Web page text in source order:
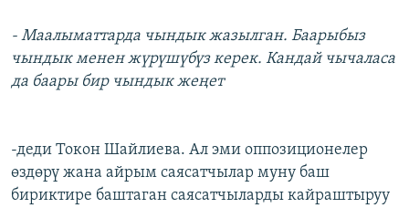
- Маалыматтарда чындык жазылган. Баарыбыз
чындык менен жүрүшүбүз керек. Кандай чычаласа
да баары бир чындык жеңет
-деди Токон Шайлиева. Ал эми оппозиционелер
өздөрү жана айрым саясатчылар муну баш
бириктире баштаган саясатчыларды кайраштыруу